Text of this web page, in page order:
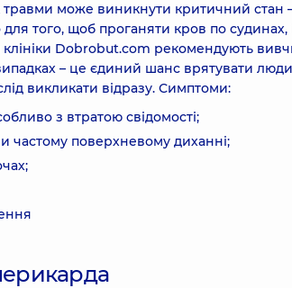
може виникнути критичний стан
того, щоб проганяти кров по
клініки Dobrobut.сom рекомендують
– це єдиний шанс врятувати
викликати відразу. Симптоми:
з втратою свідомості;
частому поверхневому диханні;